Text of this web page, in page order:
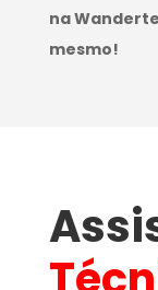
na
mesmo!